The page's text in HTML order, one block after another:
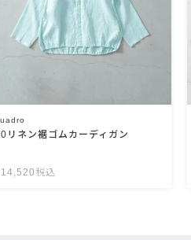
リネン裾ゴムカーディガン
14,520 税込